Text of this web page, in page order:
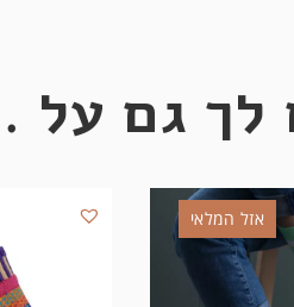
לך גם על
אזל המלאי